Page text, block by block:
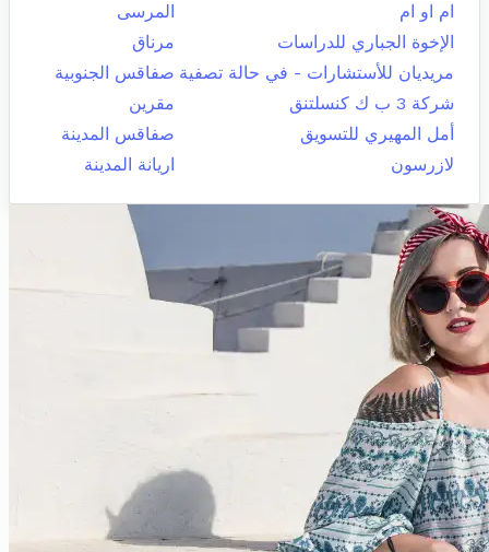
ام او ام
المرسى
الإخوة الجباري للدراسات
مرناق
مريديان للأستشارات - في حالة تصفية صفاقس الجنوبية
شركة 3 ب ك كنسلتنق
مقرين
أمل المهيري للتسويق
صفاقس المدينة
لازرسون
اريانة المدينة